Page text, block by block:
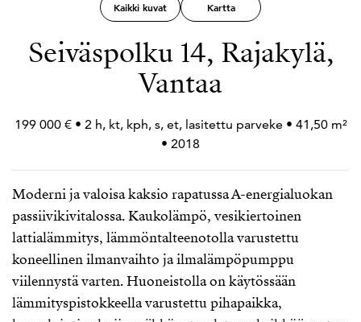
Kaikki kuvat Kartta
Seiväspolku 14, Rajakylä,
Vantaa
199 000 € • 2 h, kt, kph, s, et, lasitettu parveke • 41,50 m²
• 2018
Moderni ja valoisa kaksio rapatussa A-energialuokan
passiivikivitalossa. Kaukolämpö, vesikiertoinen
lattialämmitys, lämmöntalteenotolla varustettu
koneellinen ilmanvaihto ja ilmalämpöpumppu
viilennystä varten. Huoneistolla on käytössään
lämmityspistokkeella varustettu pihapaikka,